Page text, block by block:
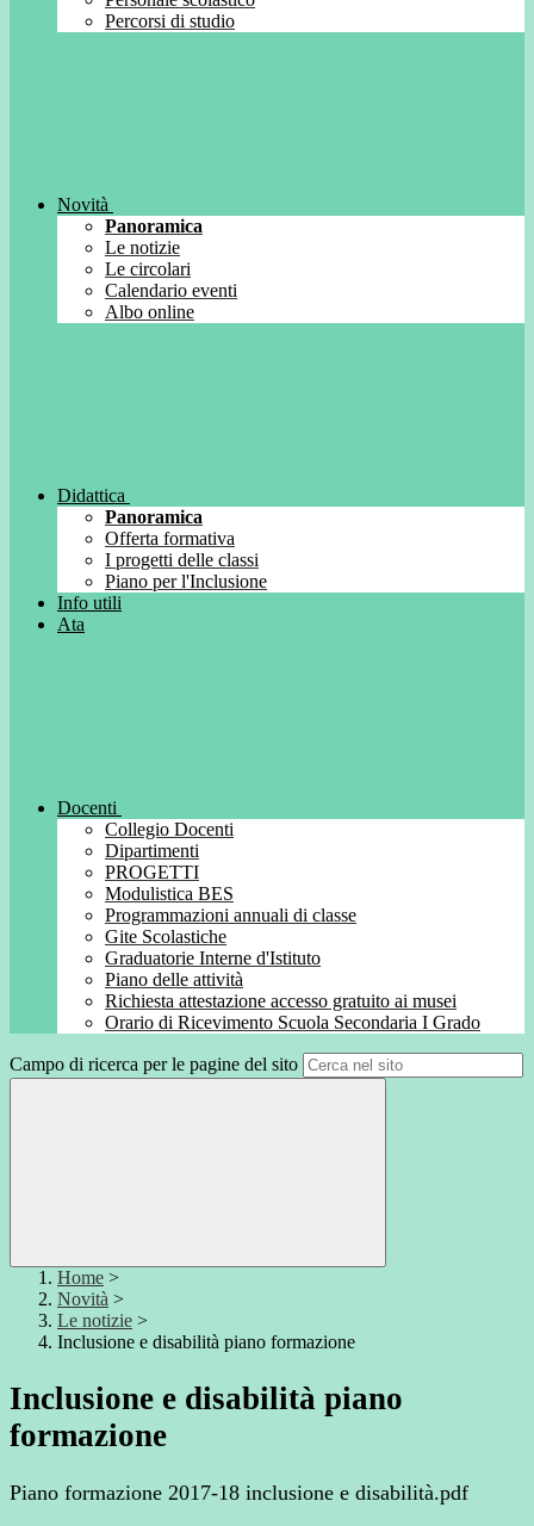
Percorsi di studio
Novità
Panoramica
Le notizie
Le circolari
Calendario eventi
Albo online
Didattica
Panoramica
Offerta formativa
I progetti delle classi
Piano per l'Inclusione
Info utili
Ata
Docenti
Collegio Docenti
Dipartimenti
PROGETTI
Modulistica BES
Programmazioni annuali di classe
Gite Scolastiche
Graduatorie Interne d'Istituto
Piano delle attività
Richiesta attestazione accesso gratuito ai musei
Orario di Ricevimento Scuola Secondaria I Grado
Campo di ricerca per le pagine del sito
Home >
Novità >
Le notizie >
Inclusione e disabilità piano formazione
Inclusione e disabilità piano
formazione
Piano formazione 2017-18 inclusione e disabilità.pdf